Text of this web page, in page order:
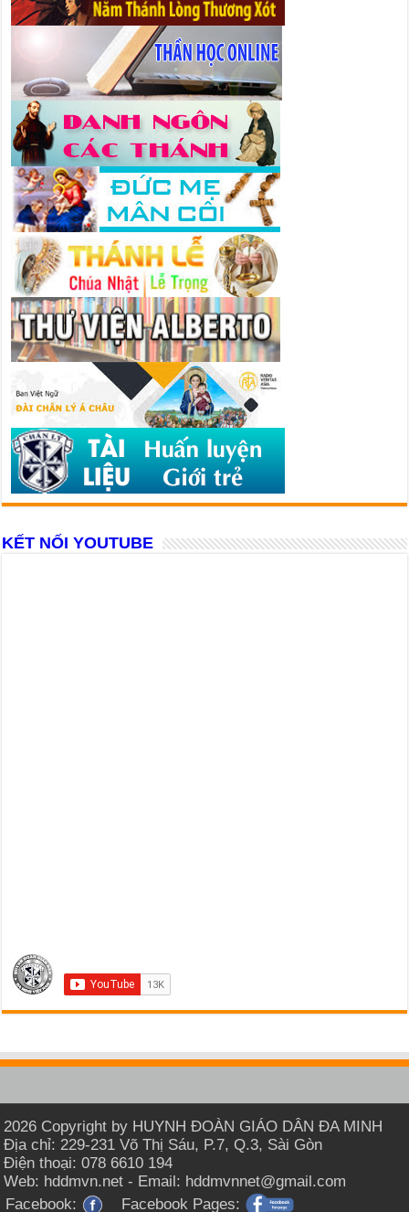
KẾT NỐI YOUTUBE
2026 Copyright by HUYNH ĐOÀN GIÁO DÂN ĐA MINH
Địa chỉ: 229-231 Võ Thị Sáu, P.7, Q.3, Sài Gòn
Điện thoại: 078 6610 194
Web: hddmvn.net - Email: hddmvnnet@gmail.com
Facebook:
Facebook Pages: